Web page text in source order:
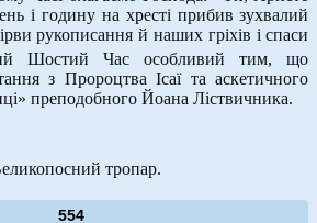
і годину на хресті прибив зухвалий
рукописання й наших гріхів і спаси
Шостий Час особливий тим, що
з Пророцтва Ісаї та аскетичного
преподобного Йоана Ліствичника.
тропар.
554